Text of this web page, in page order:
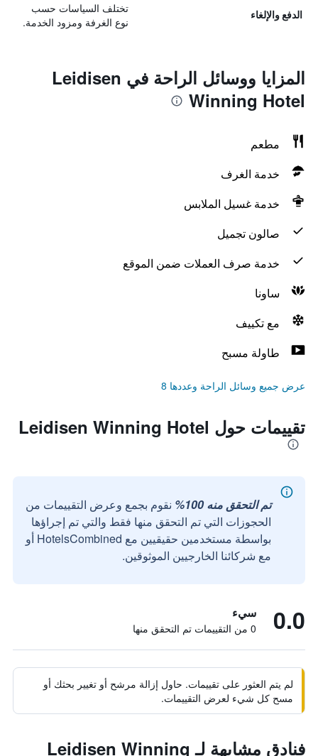
الدفع والإلغاء
تختلف السياسات حسب
نوع الغرفة ومزود الخدمة.
المزايا ووسائل الراحة في Leidisen
Winning Hotel
مطعم
خدمة الغرف
خدمة غسيل الملابس
صالون تجميل
خدمة صرف العملات ضمن الموقع
ساونا
مع تكييف
طاولة مسبح
عرض جميع وسائل الراحة وعددها 8
تقييمات حول Leidisen Winning Hotel
تم التحقق منه 100%
نقوم بجمع وعرض التقييمات من
الحجوزات التي تم التحقق منها فقط والتي تم إجراؤها
بواسطة مستخدمين حقيقيين مع HotelsCombined أو
مع شركائنا الخارجيين الموثوقين.
0.0 سيء
0 من التقييمات تم التحقق منها
لم يتم العثور على تقييمات. حاول إزالة مرشح أو تغيير بحثك أو
مسح كل شيء لعرض التقييمات.
فنادق مشابهة لـ Leidisen Winning